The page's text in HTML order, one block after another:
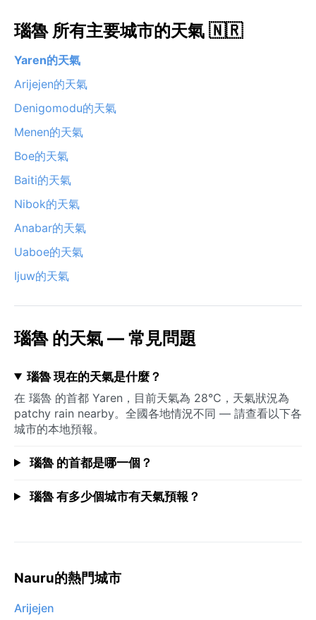
瑙魯 所有主要城市的天氣 🇳🇷
Yaren的天氣
Arijejen的天氣
Denigomodu的天氣
Menen的天氣
Boe的天氣
Baiti的天氣
Nibok的天氣
Anabar的天氣
Uaboe的天氣
Ijuw的天氣
瑙魯 的天氣 — 常見問題
瑙魯 現在的天氣是什麼？
在 瑙魯 的首都 Yaren，目前天氣為 28°C，天氣狀況為
patchy rain nearby。全國各地情況不同 — 請查看以下各
城市的本地預報。
瑙魯 的首都是哪一個？
瑙魯 有多少個城市有天氣預報？
Nauru的熱門城市
Arijejen